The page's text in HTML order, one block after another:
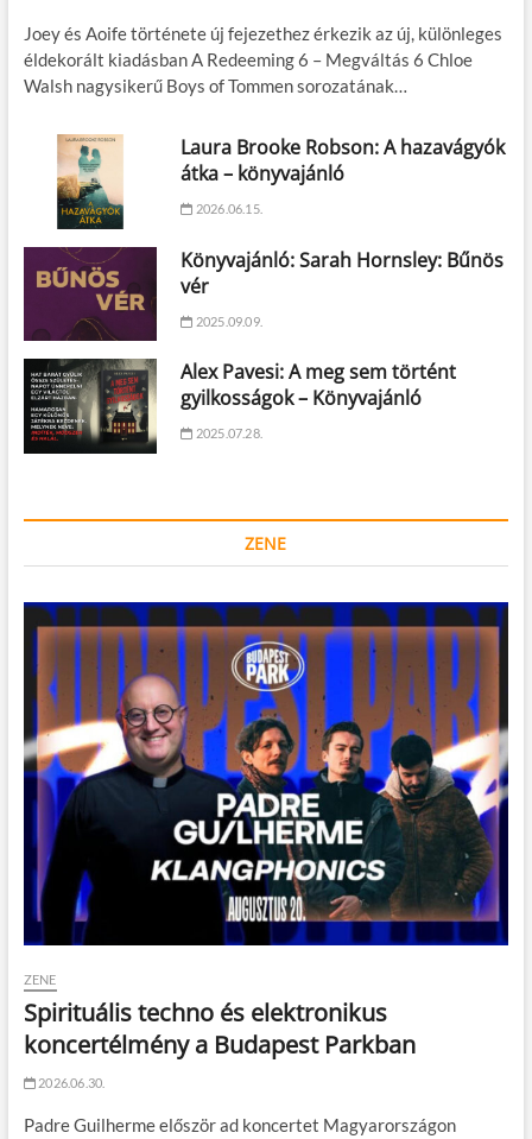
Joey és Aoife története új fejezethez érkezik az új, különleges
éldekorált kiadásban A Redeeming 6 – Megváltás 6 Chloe
Walsh nagysikerű Boys of Tommen sorozatának…
Laura Brooke Robson: A hazavágyók
átka – könyvajánló
2026.06.15.
Könyvajánló: Sarah Hornsley: Bűnös
vér
2025.09.09.
Alex Pavesi: A meg sem történt
gyilkosságok – Könyvajánló
2025.07.28.
ZENE
ZENE
Spirituális techno és elektronikus
koncertélmény a Budapest Parkban
2026.06.30.
Padre Guilherme először ad koncertet Magyarországon